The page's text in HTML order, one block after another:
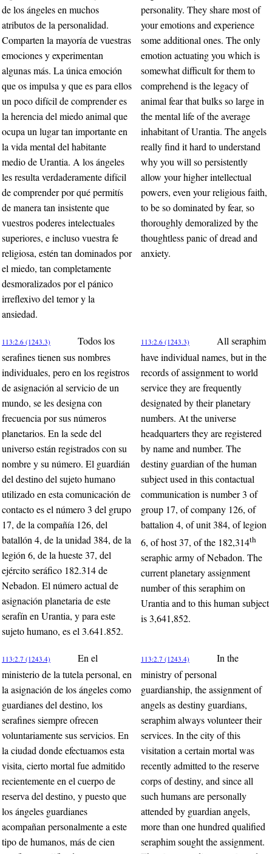
de los ángeles en muchos
atributos de la personalidad.
Comparten la mayoría de vuestras
emociones y experimentan
algunas más. La única emoción
que os impulsa y que es para ellos
un poco difícil de comprender es
la herencia del miedo animal que
ocupa un lugar tan importante en
la vida mental del habitante
medio de Urantia. A los ángeles
les resulta verdaderamente difícil
de comprender por qué permitís
de manera tan insistente que
vuestros poderes intelectuales
superiores, e incluso vuestra fe
religiosa, estén tan dominados por
el miedo, tan completamente
desmoralizados por el pánico
irreflexivo del temor y la
ansiedad.
personality. They share most of
your emotions and experience
some additional ones. The only
emotion actuating you which is
somewhat difficult for them to
comprehend is the legacy of
animal fear that bulks so large in
the mental life of the average
inhabitant of Urantia. The angels
really find it hard to understand
why you will so persistently
allow your higher intellectual
powers, even your religious faith,
to be so dominated by fear, so
thoroughly demoralized by the
thoughtless panic of dread and
anxiety.
113:2.6 (1243.3)
Todos los
serafines tienen sus nombres
individuales, pero en los registros
de asignación al servicio de un
mundo, se les designa con
frecuencia por sus números
planetarios. En la sede del
universo están registrados con su
nombre y su número. El guardián
del destino del sujeto humano
utilizado en esta comunicación de
contacto es el número 3 del grupo
17, de la compañía 126, del
batallón 4, de la unidad 384, de la
legión 6, de la hueste 37, del
ejército seráfico 182.314 de
Nebadon. El número actual de
asignación planetaria de este
serafín en Urantia, y para este
sujeto humano, es el 3.641.852.
113:2.6 (1243.3)
All seraphim
have individual names, but in the
records of assignment to world
service they are frequently
designated by their planetary
numbers. At the universe
headquarters they are registered
by name and number. The
destiny guardian of the human
subject used in this contactual
communication is number 3 of
group 17, of company 126, of
battalion 4, of unit 384, of legion
6, of host 37, of the 182,314th
seraphic army of Nebadon. The
current planetary assignment
number of this seraphim on
Urantia and to this human subject
is 3,641,852.
113:2.7 (1243.4)
En el
ministerio de la tutela personal, en
la asignación de los ángeles como
guardianes del destino, los
serafines siempre ofrecen
voluntariamente sus servicios. En
la ciudad donde efectuamos esta
visita, cierto mortal fue admitido
recientemente en el cuerpo de
reserva del destino, y puesto que
los ángeles guardianes
acompañan personalmente a este
tipo de humanos, más de cien
113:2.7 (1243.4)
In the
ministry of personal
guardianship, the assignment of
angels as destiny guardians,
seraphim always volunteer their
services. In the city of this
visitation a certain mortal was
recently admitted to the reserve
corps of destiny, and since all
such humans are personally
attended by guardian angels,
more than one hundred qualified
seraphim sought the assignment.